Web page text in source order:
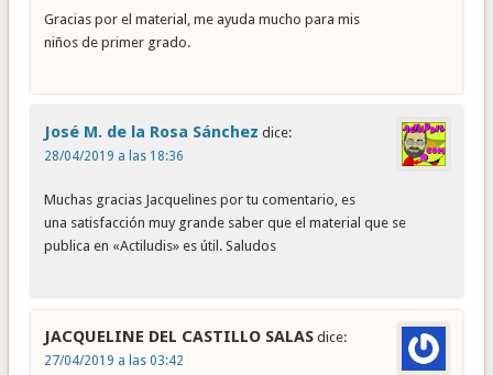
Gracias por el material, me ayuda mucho para mis
niños de primer grado.
José M. de la Rosa Sánchez dice:
28/04/2019 a las 18:36
Muchas gracias Jacquelines por tu comentario, es
una satisfacción muy grande saber que el material que se
publica en «Actiludis» es útil. Saludos
JACQUELINE DEL CASTILLO SALAS dice:
27/04/2019 a las 03:42